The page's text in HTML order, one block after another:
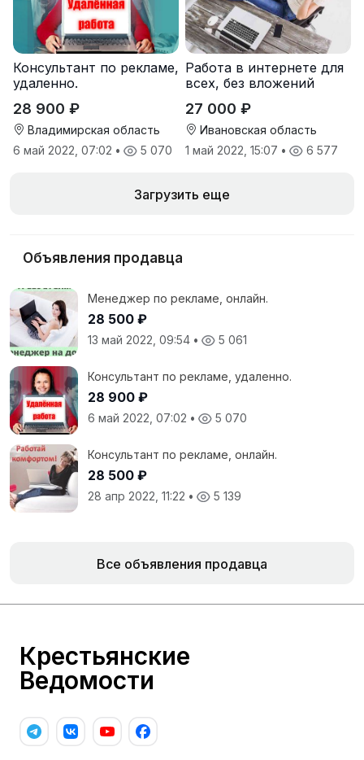
Консультант по рекламе,
удаленно.
28 900 ₽
Владимирская область
6 май 2022, 07:02 • 5 070
Работа в интернете для
всех, без вложений
27 000 ₽
Ивановская область
1 май 2022, 15:07 • 6 577
Загрузить еще
Объявления продавца
Менеджер по рекламе, онлайн.
28 500 ₽
13 май 2022, 09:54 • 5 061
Консультант по рекламе, удаленно.
28 900 ₽
6 май 2022, 07:02 • 5 070
Консультант по рекламе, онлайн.
28 500 ₽
28 апр 2022, 11:22 • 5 139
Все объявления продавца
Крестьянские
Ведомости